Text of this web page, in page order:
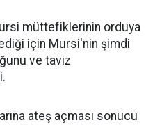
müttefiklerinin orduya
için Mursi'nin şimdi
ve taviz
ateş açması sonucu